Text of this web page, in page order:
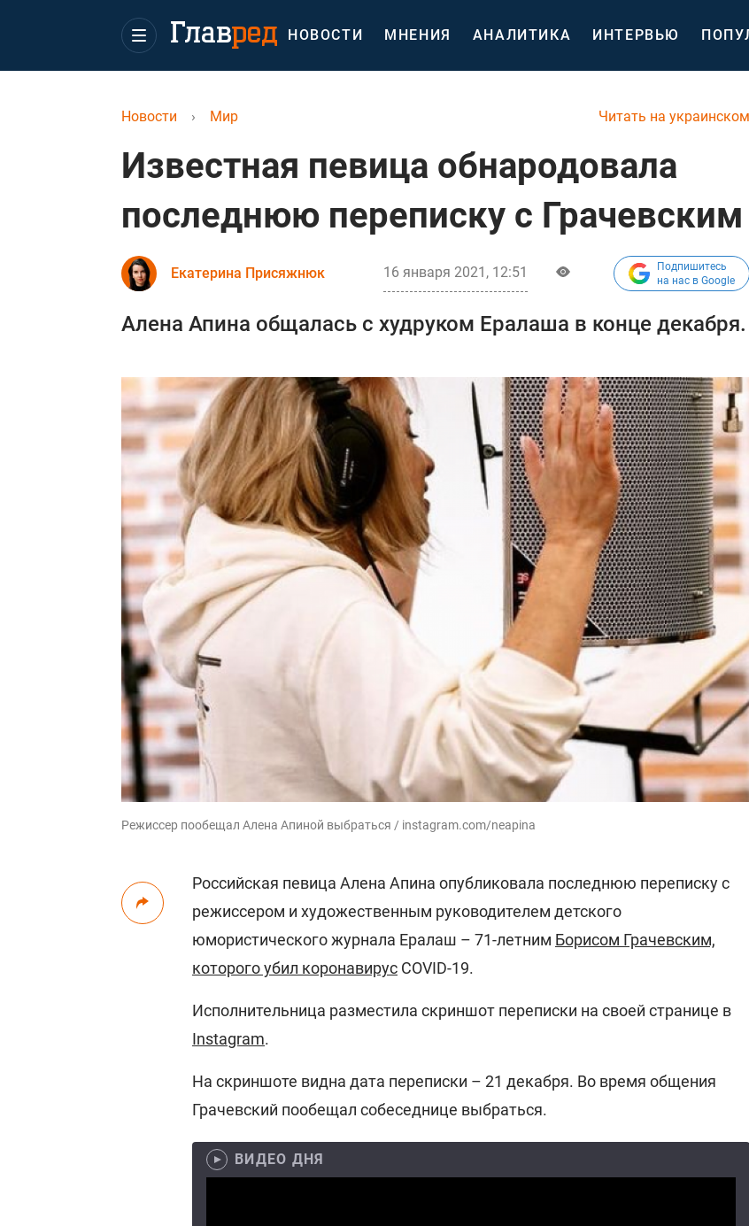
НОВОСТИ МНЕНИЯ АНАЛИТИКА ИНТЕРВЬЮ
Читать на украинском
Новости › Мир
Известная певица обнародовала
последнюю переписку с Грачевским
Екатерина Присяжнюк 16 января 2021, 12:51
Подпишитесь
на нас в Google
Алена Апина общалась с худруком Ералаша в конце декабря.
Режиссер пообещал Алена Апиной выбраться / instagram.com/neapina
Российская певица Алена Апина опубликовала последнюю переписку с
режиссером и художественным руководителем детского
юмористического журнала Ералаш – 71-летним Борисом Грачевским,
которого убил коронавирус COVID-19.
Исполнительница разместила скриншот переписки на своей странице в
Instagram.
На скриншоте видна дата переписки – 21 декабря. Во время общения
Грачевский пообещал собеседнице выбраться.
ВИДЕО ДНЯ